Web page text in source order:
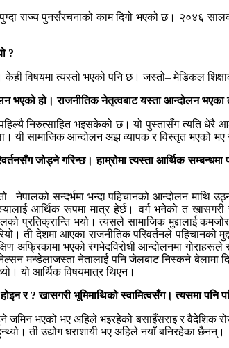
पुनर्संरचनाको काम दिगो भएको छ। २०४६
?
केही विषयमा त्यस्तो भएको पनि छ। जस्तो– मेडिकल
भएको हो। राजनीतिक नेतृत्वबाट यस्ता आन्दोलन भएका
निरुत्साहित भइसकेको छ। यो पुस्तासँग त्यति
यी सामाजिक आन्दोलन अझ व्यापक र विस्तृत भएको
जोड्ने गरिन्छ। हाम्रोमा त्यस्ता आर्थिक
नेपालको सन्दर्भमा भन्दा पहिचानको आन्दोलन माथि
आर्थिक रूपमा मात्र हेर्छ। वर्ग भनेको त खासगरी
प्रतिक्रान्ति भयो। त्यसले सामाजिक मुद्दालाई
ती देशमा आएका राजनीतिक परिवर्तनले
अफ्रिकामा भएको रंगभेदविरोधी आन्दोलनमा
मन्डेलाजस्ता नेतालाई पनि जेलबाट निस्कने बेलामा दि
यो आर्थिक विषयमात्र थिएन।
र ? खासगरी भूमिमाथिको स्वामित्वसँग। त्यसमा पनि
हुने जमिन भएको भए अहिले भइरहेको बसाइँसराइ र
ती उद्योग धराशायी भए अहिले नयाँ बनिरहेका छैनन्।